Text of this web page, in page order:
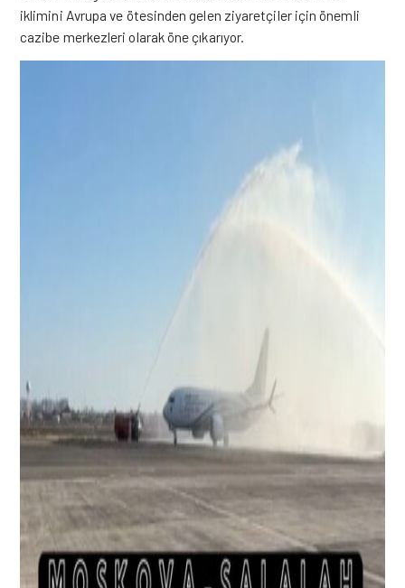
iklimini Avrupa ve ötesinden gelen ziyaretçiler için önemli
cazibe merkezleri olarak öne çıkarıyor.